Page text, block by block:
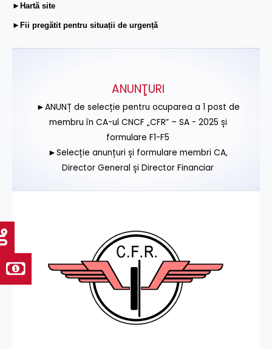
►Hartă site
►Fii pregătit pentru situații de urgență
ANUNŢURI
►ANUNȚ de selecție pentru ocuparea a 1 post de
membru în CA-ul CNCF „CFR” – SA - 2025 și
formulare F1-F5
►Selecție anunțuri și formulare membri CA,
Director General și Director Financiar